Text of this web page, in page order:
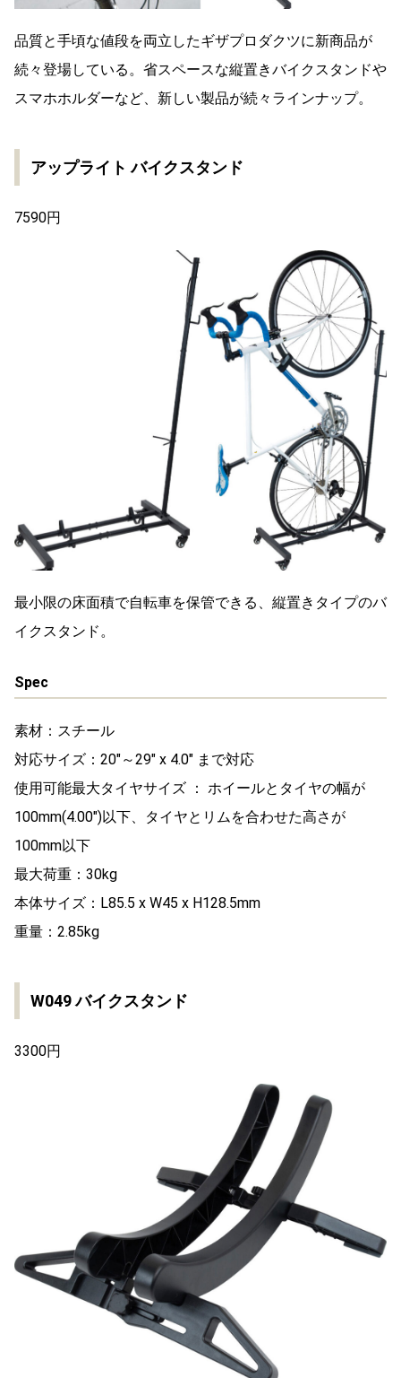
品質と手頃な値段を両立したギザプロダクツに新商品が
続々登場している。省スペースな縦置きバイクスタンドや
スマホホルダーなど、新しい製品が続々ラインナップ。
アップライト バイクスタンド
7590円
最小限の床面積で自転車を保管できる、縦置きタイプのバ
イクスタンド。
Spec
素材：スチール
対応サイズ：20″～29″ x 4.0″ まで対応
使用可能最大タイヤサイズ ： ホイールとタイヤの幅が
100mm(4.00″)以下、タイヤとリムを合わせた高さが
100mm以下
最大荷重：30kg
本体サイズ：L85.5 x W45 x H128.5mm
重量：2.85kg
W049 バイクスタンド
3300円